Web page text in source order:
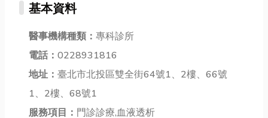
基本資料
醫事機構種類： 專科診所
電話： 0228931816
地址： 臺北市北投區雙全街64號1、2樓、66號
1、2樓、68號1
服務項目： 門診診療,血液透析